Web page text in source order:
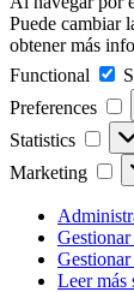
Puede cambiar
obtener más
Functional
Preferences
Statistics
Marketing
Leer más